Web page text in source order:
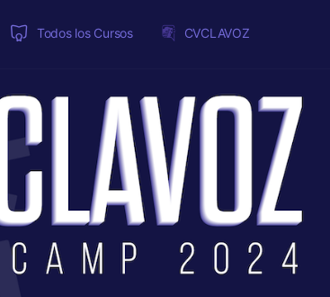
Todos los Cursos CVCLAVOZ